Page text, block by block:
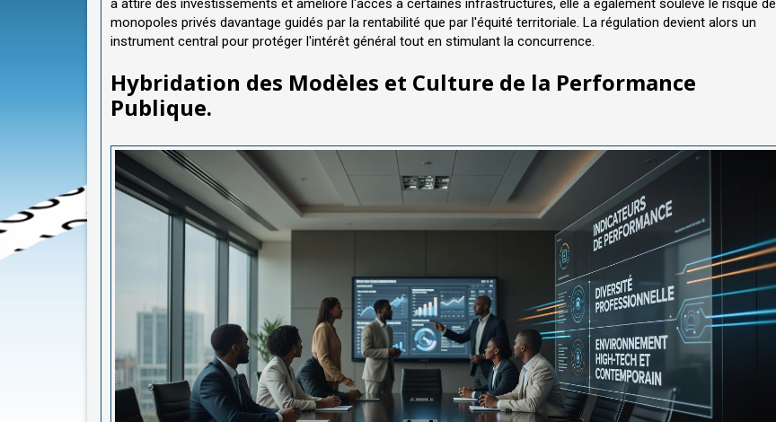
a attiré des investissements et amélioré l'accès à certaines infrastructures, elle a également soulevé le risque de
monopoles privés davantage guidés par la rentabilité que par l'équité territoriale. La régulation devient alors un
instrument central pour protéger l'intérêt général tout en stimulant la concurrence.
Hybridation des Modèles et Culture de la Performance
Publique.